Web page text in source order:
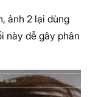
ảnh 2 lại dùng
này dễ gây phân